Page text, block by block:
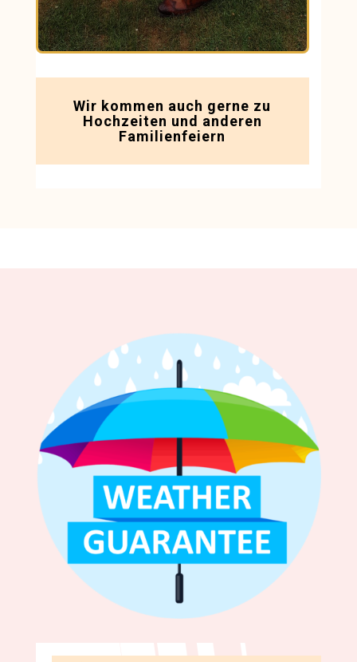
Wir kommen auch gerne zu
Hochzeiten und anderen
Familienfeiern